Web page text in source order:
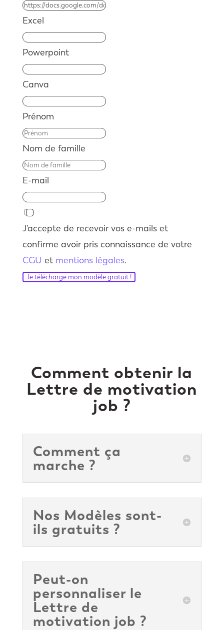
Excel
Powerpoint
Canva
Prénom
Nom de famille
E-mail
J'accepte de recevoir vos e-mails et
confirme avoir pris connaissance de votre
CGU et mentions légales.
Je télécharge mon modèle gratuit !
Comment obtenir la
Lettre de motivation
job ?
Comment ça
marche ?
Nos Modèles sont-
ils gratuits ?
Peut-on
personnaliser le
Lettre de
motivation job ?